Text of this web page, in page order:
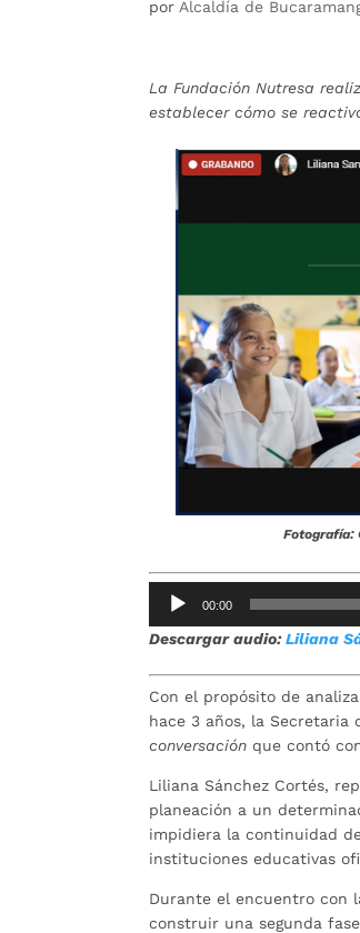
por Alcaldía de
La Fundación Nutresa
establecer cómo se
Fotografía:
Reproductor
audio
00:00
Descargar audio:Liliana
Con el propósito de
hace 3 años, la
conversación que contó
Liliana Sánchez Cortés,
planeación a un
impidiera la continuidad
instituciones educativas
Durante el encuentro con
construir una segunda